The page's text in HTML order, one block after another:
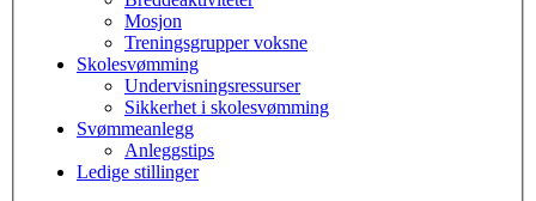
Mosjon
Treningsgrupper voksne
Skolesvømming
Undervisningsressurser
Sikkerhet i skolesvømming
Svømmeanlegg
Anleggstips
Ledige stillinger